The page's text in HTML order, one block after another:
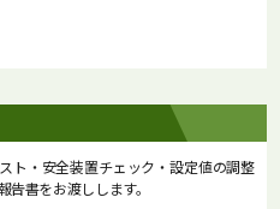
ト・安全装置チェック・設定値の調整
告書をお渡しします。